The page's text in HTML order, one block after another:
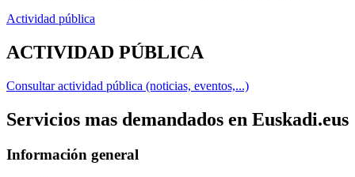
Actividad pública
ACTIVIDAD PÚBLICA
Consultar actividad pública (noticias, eventos,...)
Servicios mas demandados en Euskadi.eus
Información general